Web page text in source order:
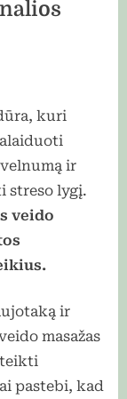
kuri
ir
streso lygį.
veido
ir
masažas
pastebi, kad